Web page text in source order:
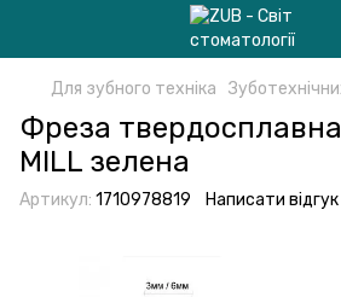
Для зубного техніка
Фреза
MILL зелена
Артикул: 1710978819 Написати відгук